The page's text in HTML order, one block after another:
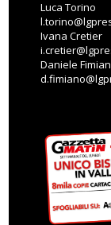
Luca Torino
Ivana Cretier
Daniele